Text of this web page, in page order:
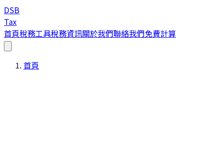
DSB
Tax
首頁稅務工具稅務資訊關於我們聯絡我們免費計算
首頁